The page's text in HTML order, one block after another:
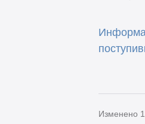
Изменено